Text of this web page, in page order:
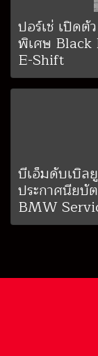
ปอร์เช่ เปิด
พิเศษ Black
E-Shift
บีเอ็มดับเบิล
ประกาศนียบั
BMW